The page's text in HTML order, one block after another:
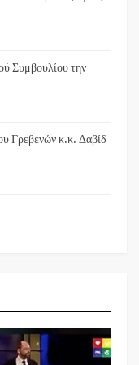
Συμβουλίου την
Γρεβενών κ.κ. Δαβίδ